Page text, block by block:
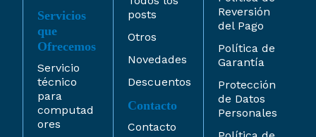
Servicios
que
Ofrecemos
Servicio
técnico
para
computad
ores
posts
Otros
Novedades
Descuentos
Contacto
Contacto
Reversión
del Pago
Política de
Garantía
Protección
de Datos
Personales